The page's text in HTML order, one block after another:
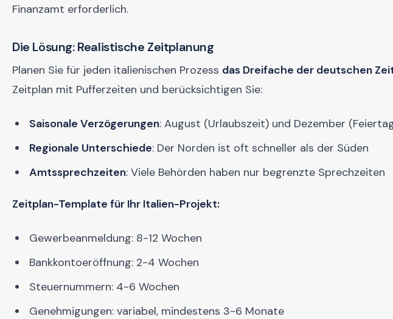
Finanzamt erforderlich.
Die Lösung: Realistische Zeitplanung
Planen Sie für jeden italienischen Prozess das Dreifache der deutschen
Zeitplan mit Pufferzeiten und berücksichtigen Sie:
Saisonale Verzögerungen: August (Urlaubszeit) und Dezember
Regionale Unterschiede: Der Norden ist oft schneller als der Süden
Amtssprechzeiten: Viele Behörden haben nur begrenzte Sprechzeiten
Zeitplan-Template für Ihr Italien-Projekt:
Gewerbeanmeldung: 8-12 Wochen
Bankkontoeröffnung: 2-4 Wochen
Steuernummern: 4-6 Wochen
Genehmigungen: variabel, mindestens 3-6 Monate